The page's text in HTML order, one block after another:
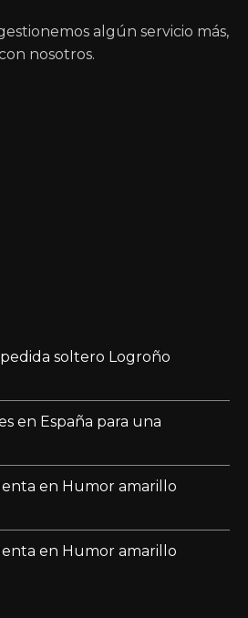
algún servicio más,
nosotros.
soltero Logroño
en España para una
en Humor amarillo
en Humor amarillo